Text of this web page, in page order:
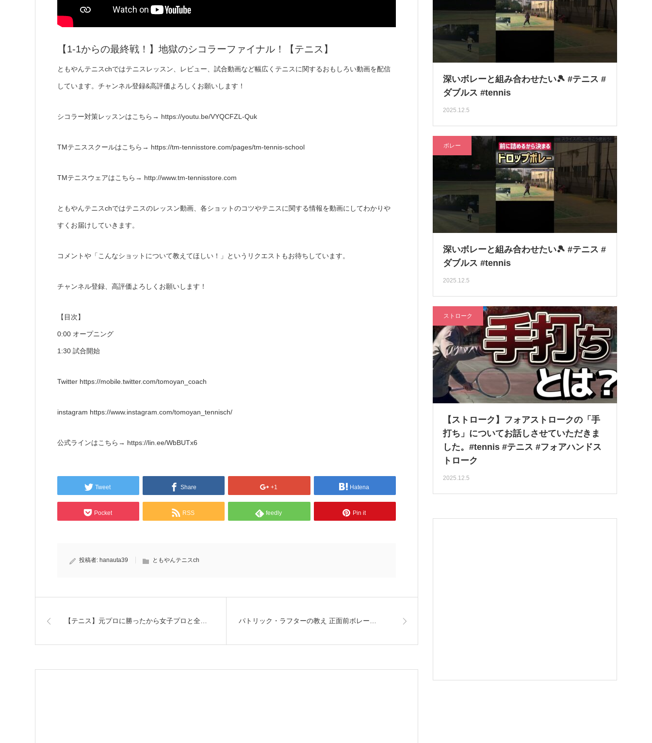
【1-1からの最終戦！】地獄のシコラーファイナル！【テニス】
ともやんテニスchではテニスレッスン、レビュー、試合動画など幅広くテニスに関するおもしろい動画を配信
しています。チャンネル登録&高評価よろしくお願いします！
シコラー対策レッスンはこちら→ https://youtu.be/VYQCFZL-Quk
TMテニススクールはこちら→ https://tm-tennisstore.com/pages/tm-tennis-school
TMテニスウェアはこちら→ http://www.tm-tennisstore.com
ともやんテニスchではテニスのレッスン動画、各ショットのコツやテニスに関する情報を動画にしてわかりや
すくお届けしていきます。
コメントや「こんなショットについて教えてほしい！」というリクエストもお待ちしています。
チャンネル登録、高評価よろしくお願いします！
【目次】
0:00 オープニング
1:30 試合開始
Twitter https://mobile.twitter.com/tomoyan_coach
instagram https://www.instagram.com/tomoyan_tennisch/
公式ラインはこちら→ https://lin.ee/WbBUTx6
Tweet Share +1 Hatena
Pocket RSS feedly Pin it
投稿者: hanauta39 ともやんテニスch
【テニス】元プロに勝ったから女子プロと全… パトリック・ラフターの教え 正面前ボレー…
深いボレーと組み合わせたい🎾 #テニス #
ダブルス #tennis
2025.12.5
ボレー
深いボレーと組み合わせたい🎾 #テニス #
ダブルス #tennis
2025.12.5
ストローク
【ストローク】フォアストロークの「手
打ち」についてお話しさせていただきま
した。#tennis #テニス #フォアハンドス
トローク
2025.12.5